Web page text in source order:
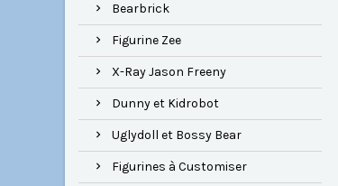
Bearbrick
Figurine Zee
X-Ray Jason Freeny
Dunny et Kidrobot
Uglydoll et Bossy Bear
Figurines à Customiser